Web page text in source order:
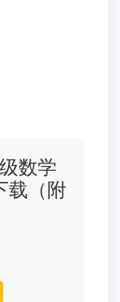
数学
载（附